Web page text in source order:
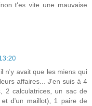
t'es vite une mauvaise
n'y avait que les miens qui
affaires... J'en suis à 4
2 calculatrices, un sac de
d'un maillot), 1 paire de